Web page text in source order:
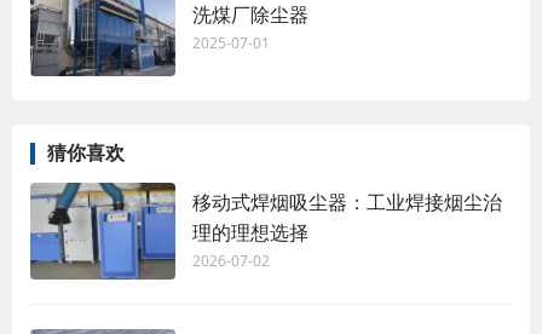
洗煤厂除尘器
2025-07-01
猜你喜欢
移动式焊烟吸尘器：工业焊接烟尘治
理的理想选择
2026-07-02